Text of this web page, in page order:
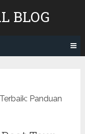
BLOG
Panduan